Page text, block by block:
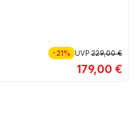
-21% UVP229,00 €
179,00 €